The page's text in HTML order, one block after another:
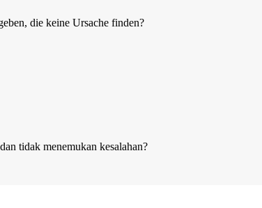
die keine Ursache finden?
tidak menemukan kesalahan?